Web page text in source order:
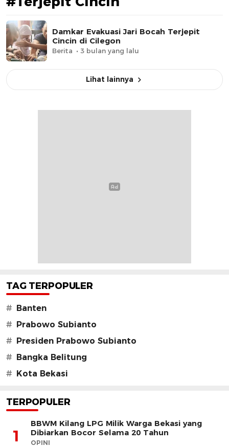
Damkar Evakuasi Jari Bocah Terjepit
Cincin di Cilegon
Berita 3 bulan yang lalu
Lihat lainnya
TAG TERPOPULER
# Banten
# Prabowo Subianto
# Presiden Prabowo Subianto
# Bangka Belitung
# Kota Bekasi
TERPOPULER
1
BBWM Kilang LPG Milik Warga Bekasi yang
Dibiarkan Bocor Selama 20 Tahun
OPINI